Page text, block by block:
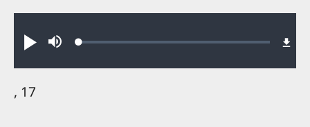
Play MuteLoaded:
, 17